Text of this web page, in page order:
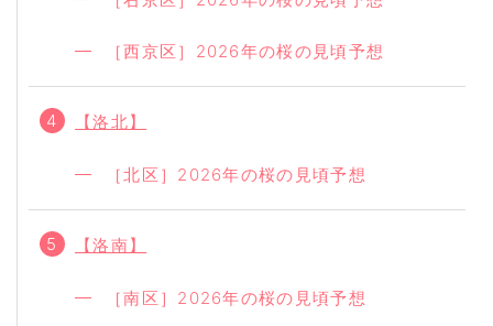
［西京区］2026年の桜の見頃予想
【洛北】
［北区］2026年の桜の見頃予想
【洛南】
［南区］2026年の桜の見頃予想